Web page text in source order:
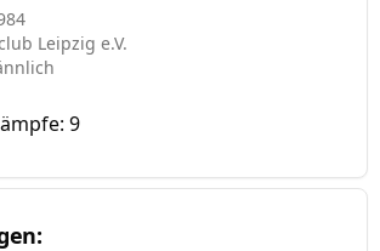
Leipzig e.V.
9